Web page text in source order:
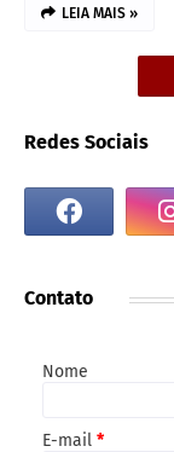
LEIA MAIS »
Redes Sociais
Contato
Nome
E-mail *